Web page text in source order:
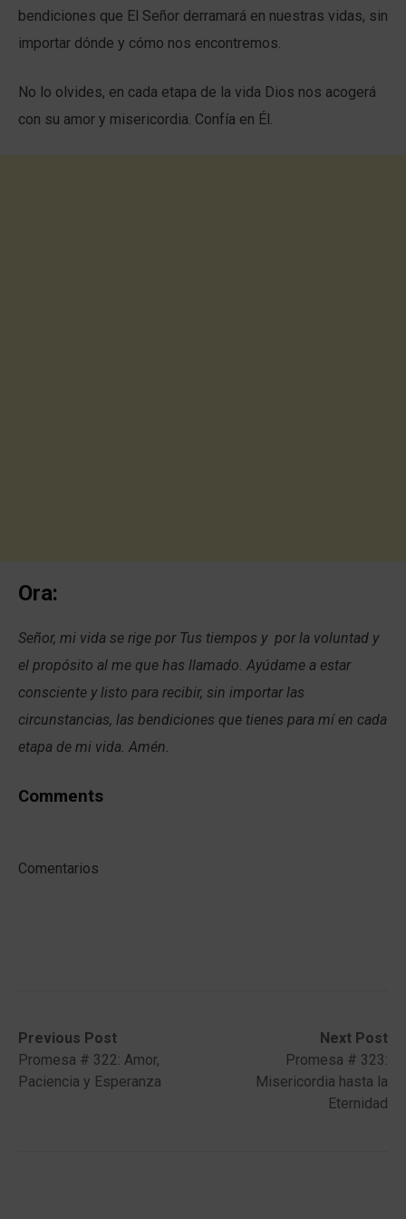
bendiciones que El Señor derramará en nuestras vidas, sin
importar dónde y cómo nos encontremos.
No lo olvides, en cada etapa de la vida Dios nos acogerá
con su amor y misericordia. Confía en Él.
Ora:
Señor, mi vida se rige por Tus tiempos y por la voluntad y
el propósito al me que has llamado. Ayúdame a estar
consciente y listo para recibir, sin importar las
circunstancias, las bendiciones que tienes para mí en cada
etapa de mi vida. Amén.
Comments
Comentarios
Post
navigation
Previous Post
Previous
post:Promesa # 322: Amor,
Paciencia y Esperanza
Next Post
Next
post:
Promesa # 323:
Misericordia hasta la
Eternidad